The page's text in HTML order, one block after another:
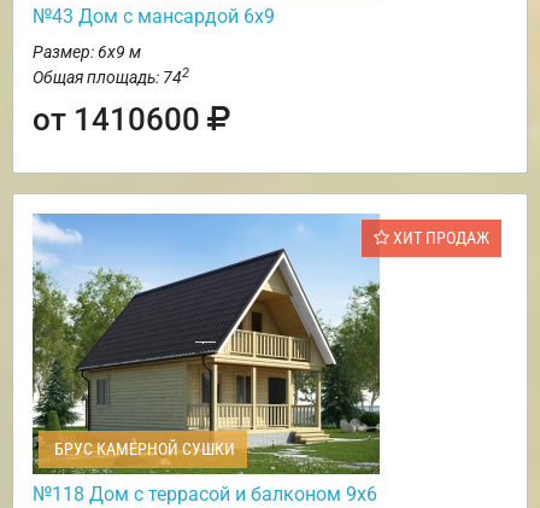
№43 Дом с мансардой 6х9
Размер: 6х9 м
Общая площадь: 742
от 1410600
ХИТ ПРОДАЖ
БРУС КАМЕРНОЙ СУШКИ
№118 Дом с террасой и балконом 9х6